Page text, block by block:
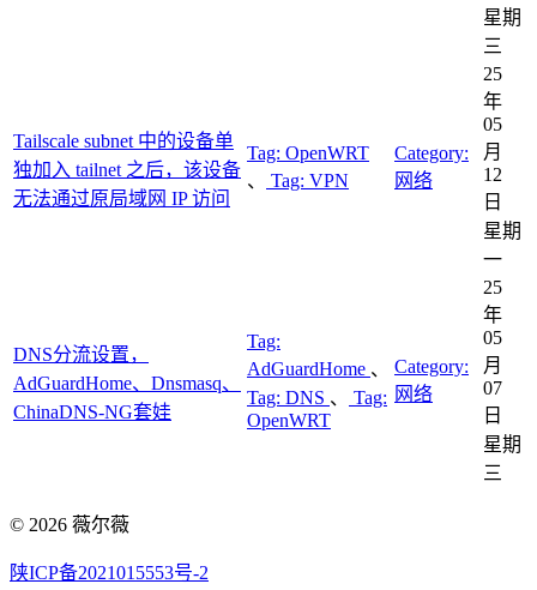
星期
三
Tailscale subnet 中的设备单
独加入 tailnet 之后，该设备
无法通过原局域网 IP 访问
Tag: OpenWRT
、
Tag: VPN
Category:
网络
25
年
05
月
12
日
星期
一
DNS分流设置，
AdGuardHome、Dnsmasq、
ChinaDNS-NG套娃
Tag:
AdGuardHome 、
Tag: DNS 、
Tag:
OpenWRT
Category:
网络
25
年
05
月
07
日
星期
三
© 2026 薇尔薇
陕ICP备2021015553号-2